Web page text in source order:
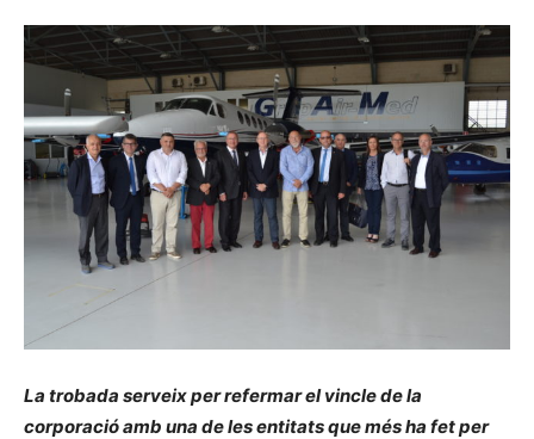
La trobada serveix per refermar el vincle de la
corporació amb una de les entitats que més ha fet per